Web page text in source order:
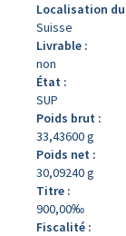
Localisation
Suisse
Livrable :
non
État :
SUP
Poids brut :
33,43600 g
Poids net :
30,09240 g
Titre :
900,00‰
Fiscalité :